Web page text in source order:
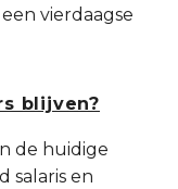
vierdaagse
blijven?
de huidige
salaris en